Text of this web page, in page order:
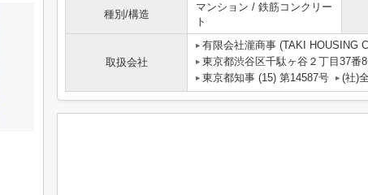
種別/構造
マンション / 鉄筋コンクリー
ト
取扱会社
有限会社瀧商事 (TAKI HOUSING
東京都渋谷区千駄ヶ谷２丁目37番
東京都知事 (15) 第14587号
(社)